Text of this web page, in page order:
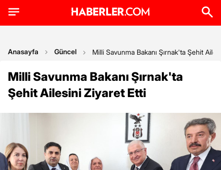
Anasayfa Güncel Milli Savunma Bakanı Şırnak'ta Şehit
Milli Savunma Bakanı Şırnak'ta
Şehit Ailesini Ziyaret Etti